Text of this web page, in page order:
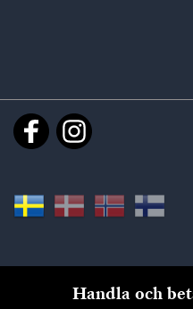
Handla och